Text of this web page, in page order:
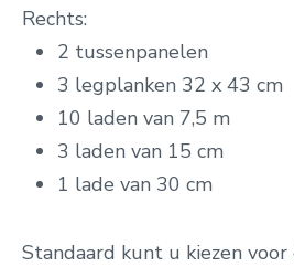
Rechts:
2 tussenpanelen
3 legplanken 32 x 43 cm
10 laden van 7,5 m
3 laden van 15 cm
1 lade van 30 cm
Standaard kunt u kiezen